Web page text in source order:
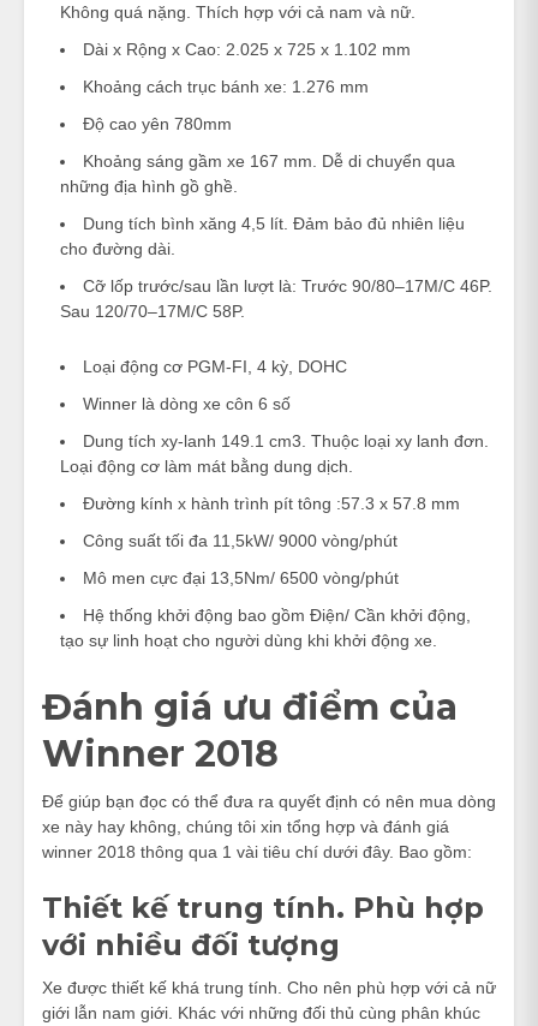
Không quá nặng. Thích hợp với cả nam và nữ.
Dài x Rộng x Cao: 2.025 x 725 x 1.102 mm
Khoảng cách trục bánh xe: 1.276 mm
Độ cao yên 780mm
Khoảng sáng gầm xe 167 mm. Dễ di chuyển qua
những địa hình gồ ghề.
Dung tích bình xăng 4,5 lít. Đảm bảo đủ nhiên liệu
cho đường dài.
Cỡ lốp trước/sau lần lượt là: Trước 90/80–17M/C 46P.
Sau 120/70–17M/C 58P.
Loại động cơ PGM-FI, 4 kỳ, DOHC
Winner là dòng xe côn 6 số
Dung tích xy-lanh 149.1 cm3. Thuộc loại xy lanh đơn.
Loại động cơ làm mát bằng dung dịch.
Đường kính x hành trình pít tông :57.3 x 57.8 mm
Công suất tối đa 11,5kW/ 9000 vòng/phút
Mô men cực đại 13,5Nm/ 6500 vòng/phút
Hệ thống khởi động bao gồm Điện/ Cần khởi động,
tạo sự linh hoạt cho người dùng khi khởi động xe.
Đánh giá ưu điểm của
Winner 2018
Để giúp bạn đọc có thể đưa ra quyết định có nên mua dòng
xe này hay không, chúng tôi xin tổng hợp và đánh giá
winner 2018 thông qua 1 vài tiêu chí dưới đây. Bao gồm:
Thiết kế trung tính. Phù hợp
với nhiều đối tượng
Xe được thiết kế khá trung tính. Cho nên phù hợp với cả nữ
giới lẫn nam giới. Khác với những đối thủ cùng phân khúc